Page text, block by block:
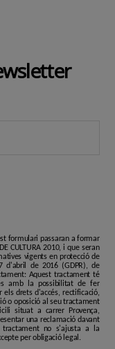
formulari passaran a formar
CULTURA 2010, i que seran
vigents en protecció de
d'abril de 2016 (GDPR), de
Aquest tractament té
amb la possibilitat de fer
drets d'accés, rectificació,
o oposició al seu tractament
situat a carrer Provença,
una reclamació davant
tractament no s'ajusta a la
per obligació legal.